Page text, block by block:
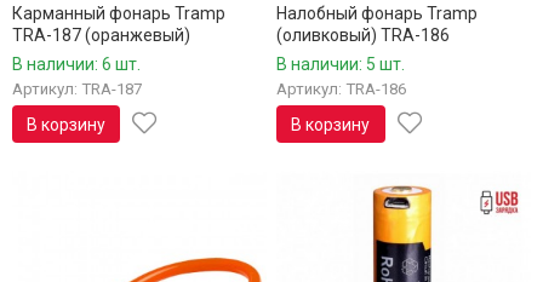
Карманный фонарь Tramp
TRA-187 (оранжевый)
В наличии: 6 шт.
Артикул: TRA-187
В корзину
Налобный фонарь Tramp
(оливковый) TRA-186
В наличии: 5 шт.
Артикул: TRA-186
В корзину